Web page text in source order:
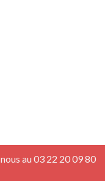
au 03 22 20 09 80